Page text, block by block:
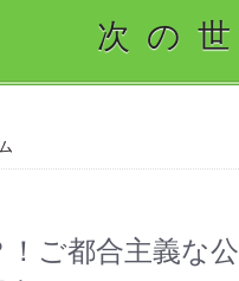
次の
ご都合主義な